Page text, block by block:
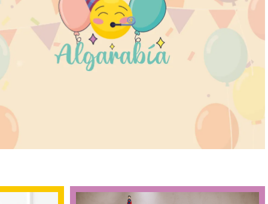
¡Fiestas,
Productos
opciones para festejar